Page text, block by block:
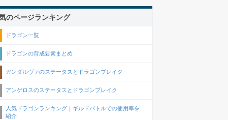
のページランキング
ドラゴン一覧
ドラゴンの育成要素まとめ
ガンダルヴァのステータスとドラゴンブレイク
アンゲロスのステータスとドラゴンブレイク
人気ドラゴンランキング｜ギルドバトルでの使用率を
紹介